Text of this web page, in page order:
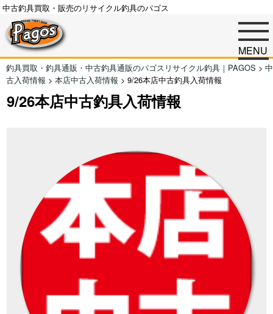
中古釣具買取・販売のリサイクル釣具のパゴス
MENU
釣具買取・釣具通販・中古釣具通販のパゴスリサイクル釣具｜PAGOS > 中
古入荷情報 > 本店中古入荷情報 > 9/26本店中古釣具入荷情報
9/26本店中古釣具入荷情報